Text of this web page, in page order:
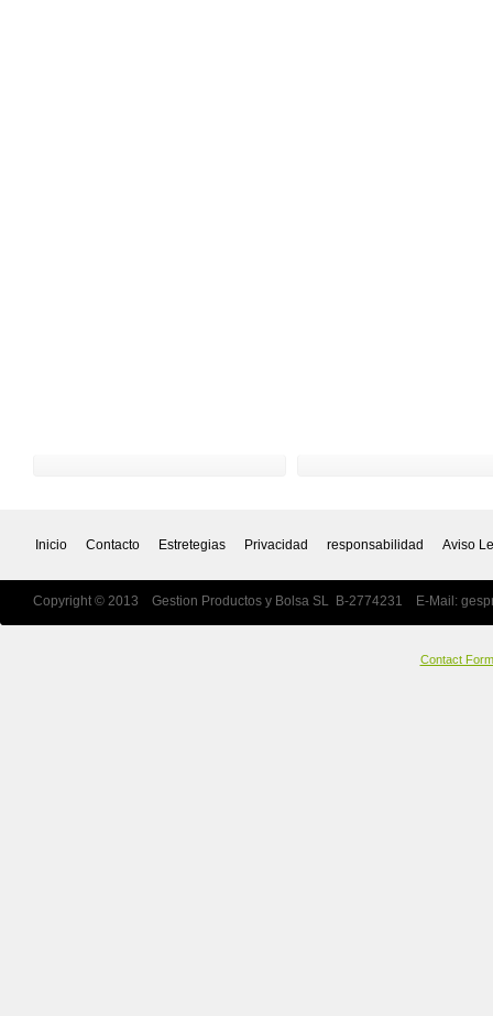
Inicio Contacto Estretegias Privacidad responsabilidad Aviso
Copyright © 2013 Gestion Productos y Bolsa SL B-2774231 E-Mail:
Contact Form